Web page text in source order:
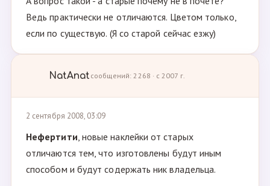
Ведь практически не отличаются. Цветом только,
если по существую. (Я со старой сейчас езжу)
NatAnat сообщений: 2268 · с 2007 г.
2 сентября 2008, 03:09
Нефертити, новые наклейки от старых
отличаются тем, что изготовлены будут иным
способом и будут содержать ник владельца.